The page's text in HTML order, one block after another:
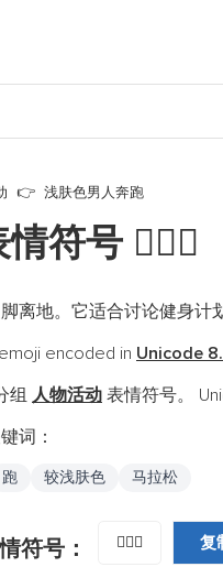
浅肤色男人奔跑
情符号 🏃🏻‍♂️
离地。它适合讨论健身计
encoded in Unicode
组 人物活动 表情符号。
词：
跑 较浅肤色 马拉松
符号： 🏃🏻‍♂️ 复